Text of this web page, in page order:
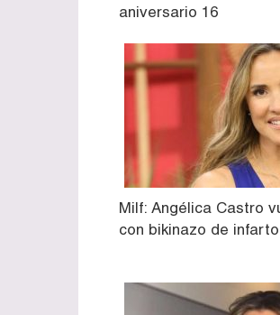
aniversario 16
Milf: Angélica Castro
con bikinazo de infarto